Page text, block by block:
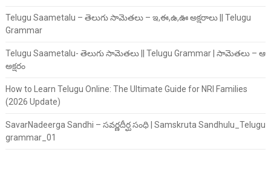
Telugu Saametalu – తెలుగు సామెతలు – ఇ,ఈ,ఉ,ఊ అక్షరాలు || Telugu
Grammar
Telugu Saametalu- తెలుగు సామెతలు || Telugu Grammar | సామెతలు – ఆ
అక్షరం
How to Learn Telugu Online: The Ultimate Guide for NRI Families
(2026 Update)
SavarNadeerga Sandhi – సవర్ణదీర్ఘ సంధి | Samskruta Sandhulu_Telugu
grammar_01